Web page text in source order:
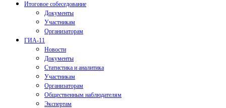
Итоговое собеседование
Документы
Участникам
Организаторам
ГИА-11
Новости
Документы
Статистика и аналитика
Участникам
Организаторам
Общественным наблюдателям
Экспертам